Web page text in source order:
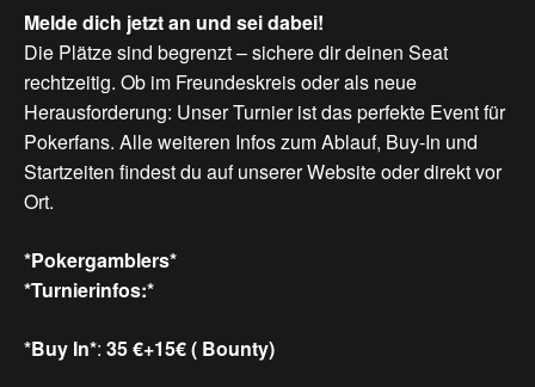
Meldedich jetztan und seidabei!
Die Plätze sind begrenzt – sichere dir deinen Seat
rechtzeitig. Ob im Freundeskreis oder als neue
Herausforderung: Unser Turnier ist das perfekte Event für
Pokerfans. Alle weiteren Infos zum Ablauf, Buy-In und
Startzeiten findest du auf unserer Website oder direkt vor
Ort.
*Pokergamblers*
*Turnierinfos:*
*Buy In*: 35 €+15€ ( Bounty)